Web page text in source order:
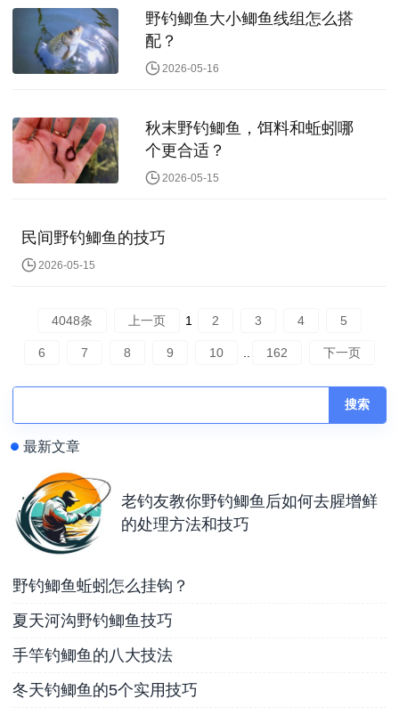
野钓鲫鱼大小鲫鱼线组怎么搭
配？
2026-05-16
秋末野钓鲫鱼，饵料和蚯蚓哪
个更合适？
2026-05-15
民间野钓鲫鱼的技巧
2026-05-15
4048条 上一页 1 2 3 4 5
6 7 8 9 10 162 下一页
搜索
最新文章
老钓友教你野钓鲫鱼后如何去腥增鲜
的处理方法和技巧
野钓鲫鱼蚯蚓怎么挂钩？
夏天河沟野钓鲫鱼技巧
手竿钓鲫鱼的八大技法
冬天钓鲫鱼的5个实用技巧